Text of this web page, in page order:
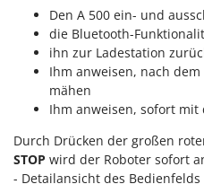
Den A 500 ein- und
die Bluetooth-
ihn zur Ladestation
Ihm anweisen, nach
mähen
Ihm anweisen, sofort
Durch Drücken der großen
STOP wird der Roboter sofort
- Detailansicht des Bedienfelds